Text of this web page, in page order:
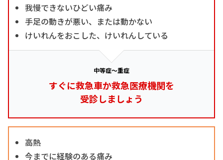
我慢できないひどい痛み
手足の動きが悪い、または動かない
けいれんをおこした、けいれんしている
中等症～重症
すぐに救急車か救急医療機関を
受診しましょう
高熱
今までに経験のある痛み